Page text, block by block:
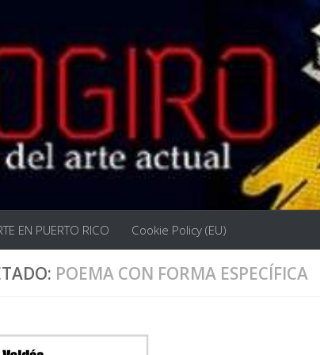
EN PUERTO RICO Cookie Policy (EU)
POEMA CON FORMA ESPECÍFICA